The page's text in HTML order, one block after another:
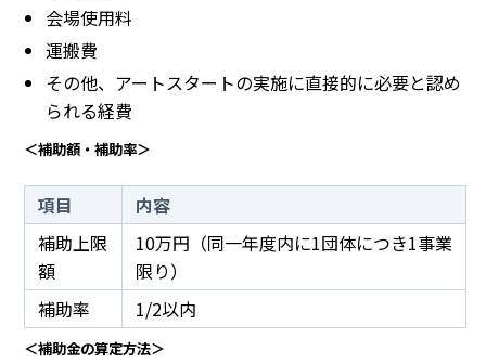
会場使用料
運搬費
その他、アートスタートの実施に直接的に必要と認め
られる経費
＜補助額・補助率＞
項目
内容
補助上限
額
10万円（同一年度内に1団体につき1事業
限り）
補助率
1/2以内
＜補助金の算定方法＞